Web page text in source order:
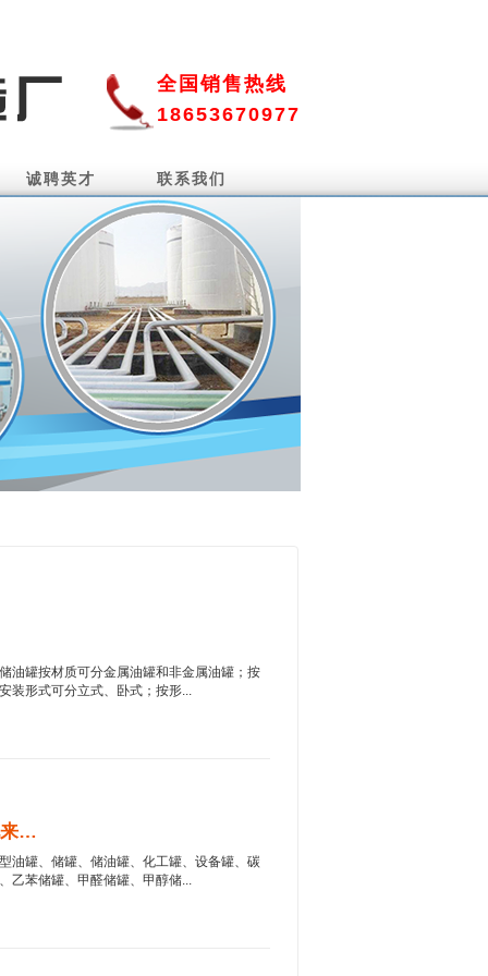
全国销售热线
18653670977
诚聘英才 联系我们
油罐按材质可分金属油罐和非金属油罐；按
装形式可分立式、卧式；按形...
储油罐制作安装 大型厂家制作，来电来图报价...
油罐、储罐、储油罐、化工罐、设备罐、碳
乙苯储罐、甲醛储罐、甲醇储...